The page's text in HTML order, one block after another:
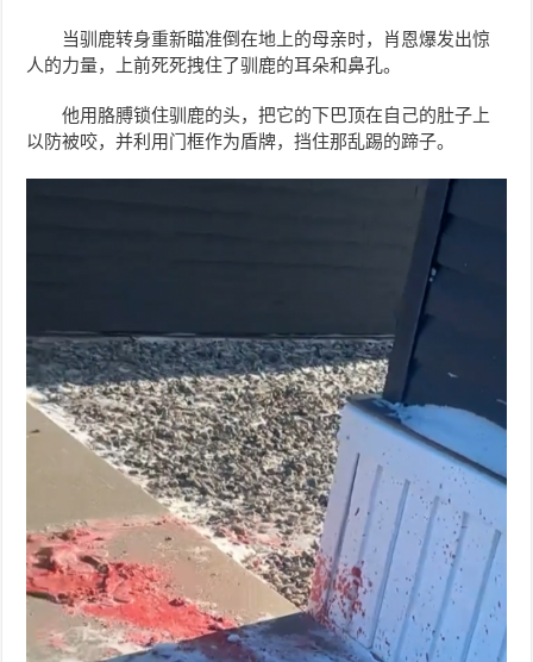
当驯鹿转身重新瞄准倒在地上的母亲时，肖恩爆发出惊
人的力量，上前死死拽住了驯鹿的耳朵和鼻孔。
他用胳膊锁住驯鹿的头，把它的下巴顶在自己的肚子上
以防被咬，并利用门框作为盾牌，挡住那乱踢的蹄子。